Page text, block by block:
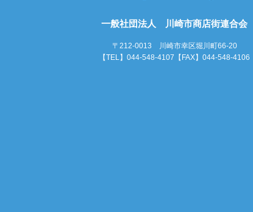
一般社団法人 川崎市商店街連合会
〒212-0013 川崎市幸区堀川町66-20
【TEL】044-548-4107【FAX】044-548-4106